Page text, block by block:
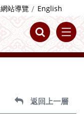
網站導覽 English
返回上一層